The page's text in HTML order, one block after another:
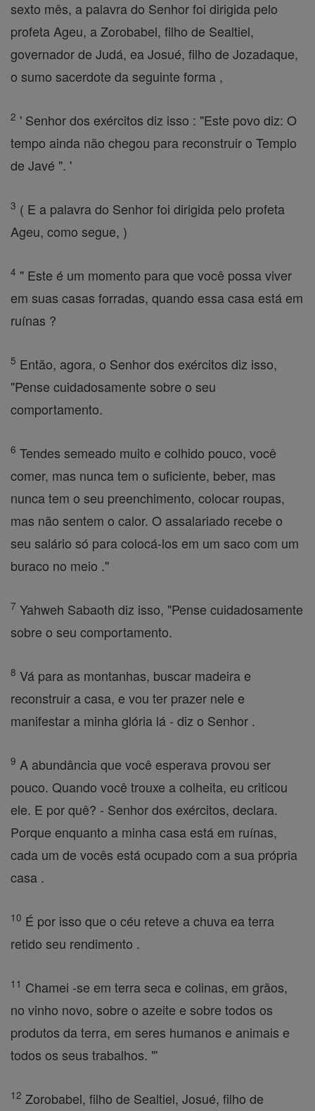
sexto mês, a palavra do Senhor foi dirigida pelo
profeta Ageu, a Zorobabel, filho de Sealtiel,
governador de Judá, ea Josué, filho de Jozadaque,
o sumo sacerdote da seguinte forma ,
2 ' Senhor dos exércitos diz isso : "Este povo diz: O
tempo ainda não chegou para reconstruir o Templo
de Javé ". '
3 ( E a palavra do Senhor foi dirigida pelo profeta
Ageu, como segue, )
4 " Este é um momento para que você possa viver
em suas casas forradas, quando essa casa está em
ruínas ?
5 Então, agora, o Senhor dos exércitos diz isso,
"Pense cuidadosamente sobre o seu
comportamento.
6 Tendes semeado muito e colhido pouco, você
comer, mas nunca tem o suficiente, beber, mas
nunca tem o seu preenchimento, colocar roupas,
mas não sentem o calor. O assalariado recebe o
seu salário só para colocá-los em um saco com um
buraco no meio ."
7 Yahweh Sabaoth diz isso, "Pense cuidadosamente
sobre o seu comportamento.
8 Vá para as montanhas, buscar madeira e
reconstruir a casa, e vou ter prazer nele e
manifestar a minha glória lá - diz o Senhor .
9 A abundância que você esperava provou ser
pouco. Quando você trouxe a colheita, eu criticou
ele. E por quê? - Senhor dos exércitos, declara.
Porque enquanto a minha casa está em ruínas,
cada um de vocês está ocupado com a sua própria
casa .
10 É por isso que o céu reteve a chuva ea terra
retido seu rendimento .
11 Chamei -se em terra seca e colinas, em grãos,
no vinho novo, sobre o azeite e sobre todos os
produtos da terra, em seres humanos e animais e
todos os seus trabalhos. "'
12 Zorobabel, filho de Sealtiel, Josué, filho de